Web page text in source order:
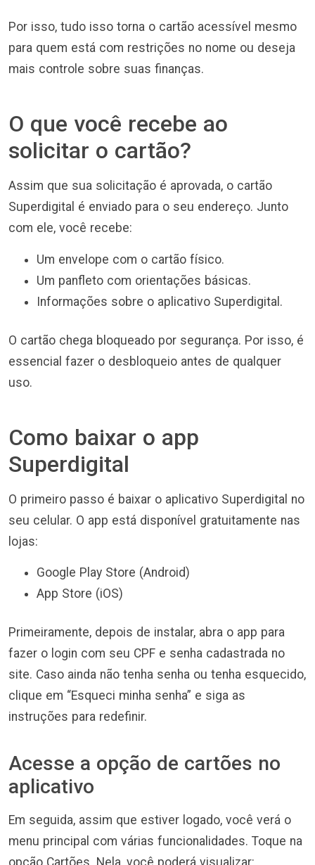
Por isso, tudo isso torna o cartão acessível mesmo
para quem está com restrições no nome ou deseja
mais controle sobre suas finanças.
O que você recebe ao
solicitar o cartão?
Assim que sua solicitação é aprovada, o cartão
Superdigital é enviado para o seu endereço. Junto
com ele, você recebe:
Um envelope com o cartão físico.
Um panfleto com orientações básicas.
Informações sobre o aplicativo Superdigital.
O cartão chega bloqueado por segurança. Por isso, é
essencial fazer o desbloqueio antes de qualquer
uso.
Como baixar o app
Superdigital
O primeiro passo é baixar o aplicativo Superdigital no
seu celular. O app está disponível gratuitamente nas
lojas:
Google Play Store (Android)
App Store (iOS)
Primeiramente, depois de instalar, abra o app para
fazer o login com seu CPF e senha cadastrada no
site. Caso ainda não tenha senha ou tenha esquecido,
clique em “Esqueci minha senha” e siga as
instruções para redefinir.
Acesse a opção de cartões no
aplicativo
Em seguida, assim que estiver logado, você verá o
menu principal com várias funcionalidades. Toque na
opção Cartões. Nela, você poderá visualizar: